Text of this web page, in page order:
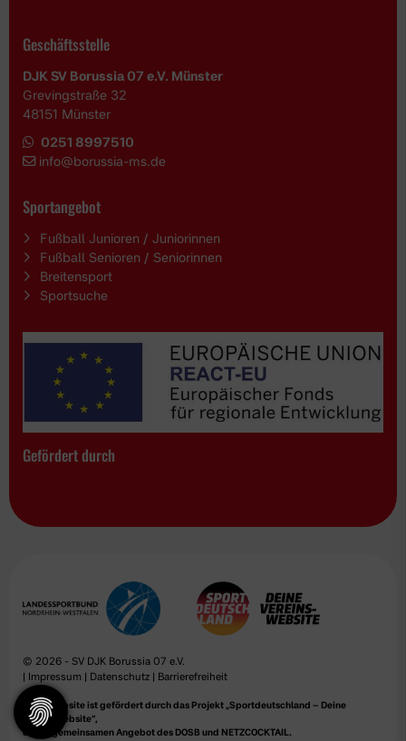
Geschäftsstelle
DJK SV Borussia 07 e.V. Münster
Grevingstraße 32
48151 Münster
0251 8997510
info@borussia-ms.de
Sportangebot
Fußball Junioren / Juniorinnen
Fußball Senioren / Seniorinnen
Breitensport
Sportsuche
Gefördert durch
© 2026 - SV DJK Borussia 07 e.V.
| Impressum | Datenschutz | Barrierefreiheit
Diese Website ist gefördert durch das Projekt „Sportdeutschland – Deine
Vereinswebsite”,
einem gemeinsamen Angebot des DOSB und NETZCOCKTAIL.